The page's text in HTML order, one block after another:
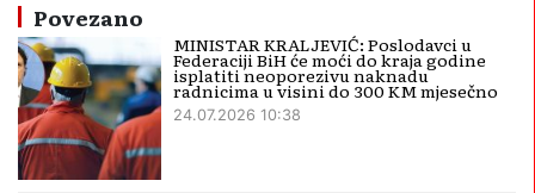
Povezano
MINISTAR KRALJEVIĆ: Poslodavci u
Federaciji BiH će moći do kraja godine
isplatiti neoporezivu naknadu
radnicima u visini do 300 KM mjesečno
24.07.2026 10:38